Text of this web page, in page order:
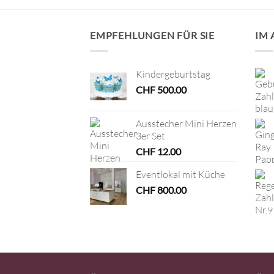
EMPFEHLUNGEN FÜR SIE
Kindergeburtstag
CHF500.00
Ausstecher Mini Herzen
3er Set
CHF12.00
Eventlokal mit Küche
CHF800.00
IM